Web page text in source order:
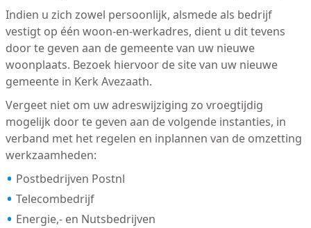
Indien u zich zowel persoonlijk, alsmede als bedrijf
vestigt op één woon-en-werkadres, dient u dit tevens
door te geven aan de gemeente van uw nieuwe
woonplaats. Bezoek hiervoor de site van uw nieuwe
gemeente in Kerk Avezaath.
Vergeet niet om uw adreswijziging zo vroegtijdig
mogelijk door te geven aan de volgende instanties, in
verband met het regelen en inplannen van de omzetting
werkzaamheden:
Postbedrijven Postnl
Telecombedrijf
Energie,- en Nutsbedrijven